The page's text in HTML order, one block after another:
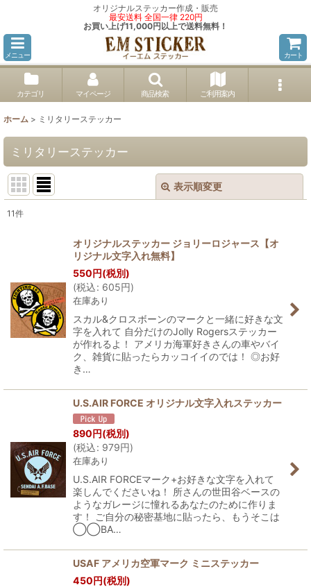
オリジナルステッカー作成・販売
最安送料 全国一律 220円
お買い上げ11,000円以上で送料無料！
メニュー カート
カテゴリ マイページ 商品検索 ご利用案内
ホーム > ミリタリーステッカー
ミリタリーステッカー
表示順変更
サブカテゴリ
表示数:
並び順:
絞り込む
11件
オリジナルステッカー ジョリーロジャース【オ
リジナル文字入れ無料】
550円(税別)
(税込: 605円)
在庫あり
スカル&クロスボーンのマークと一緒に好きな文
字を入れて 自分だけのJolly Rogersステッカー
が作れるよ！ アメリカ海軍好きさんの車やバイ
ク、雑貨に貼ったらカッコイイのでは！ ◎お好
き…
U.S.AIR FORCE オリジナル文字入れステッカー
890円(税別)
(税込: 979円)
在庫あり
U.S.AIR FORCEマーク+お好きな文字を入れて
楽しんでくださいね！ 所さんの世田谷ベースの
ようなガレージに憧れるあなたのために作りま
す！ ご自分の秘密基地に貼ったら、もうそこは
◯◯BA…
USAF アメリカ空軍マーク ミニステッカー
450円(税別)